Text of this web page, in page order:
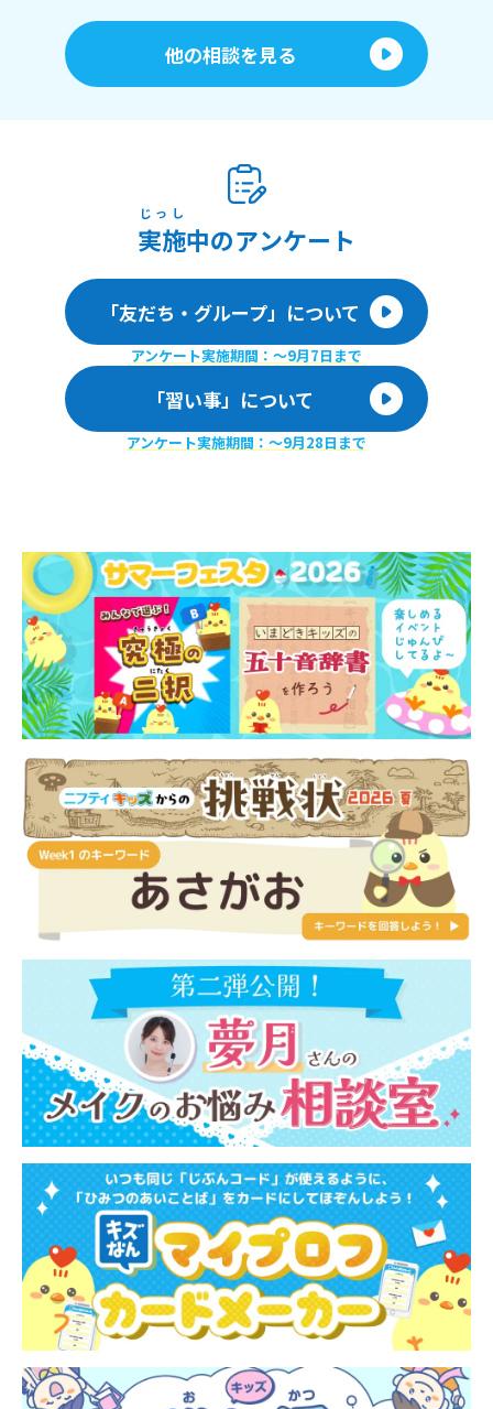
他の相談を見る
実施
じっし
中のアンケート
「友だち・グループ」について
アンケート実施期間：〜9月7日まで
「習い事」について
アンケート実施期間：〜9月28日まで